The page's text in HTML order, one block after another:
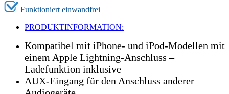
Funktioniert einwandfrei
PRODUKTINFORMATION:
Kompatibel mit iPhone- und iPod-Modellen mit
einem Apple Lightning-Anschluss –
Ladefunktion inklusive
AUX-Eingang für den Anschluss anderer